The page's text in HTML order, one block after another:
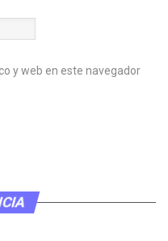
y web en este navegador